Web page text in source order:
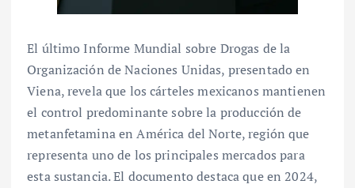
El último Informe Mundial sobre Drogas de la
Organización de Naciones Unidas, presentado en
Viena, revela que los cárteles mexicanos mantienen
el control predominante sobre la producción de
metanfetamina en América del Norte, región que
representa uno de los principales mercados para
esta sustancia. El documento destaca que en 2024,